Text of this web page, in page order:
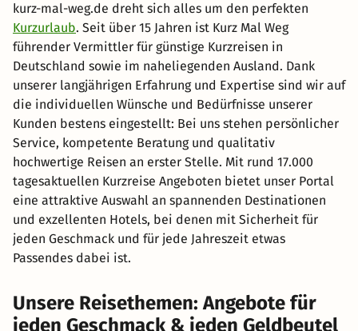
kurz-mal-weg.de dreht sich alles um den perfekten
Kurzurlaub. Seit über 15 Jahren ist Kurz Mal Weg
führender Vermittler für günstige Kurzreisen in
Deutschland sowie im naheliegenden Ausland. Dank
unserer langjährigen Erfahrung und Expertise sind wir auf
die individuellen Wünsche und Bedürfnisse unserer
Kunden bestens eingestellt: Bei uns stehen persönlicher
Service, kompetente Beratung und qualitativ
hochwertige Reisen an erster Stelle. Mit rund 17.000
tagesaktuellen Kurzreise Angeboten bietet unser Portal
eine attraktive Auswahl an spannenden Destinationen
und exzellenten Hotels, bei denen mit Sicherheit für
jeden Geschmack und für jede Jahreszeit etwas
Passendes dabei ist.
Unsere Reisethemen: Angebote für
jeden Geschmack & jeden Geldbeutel